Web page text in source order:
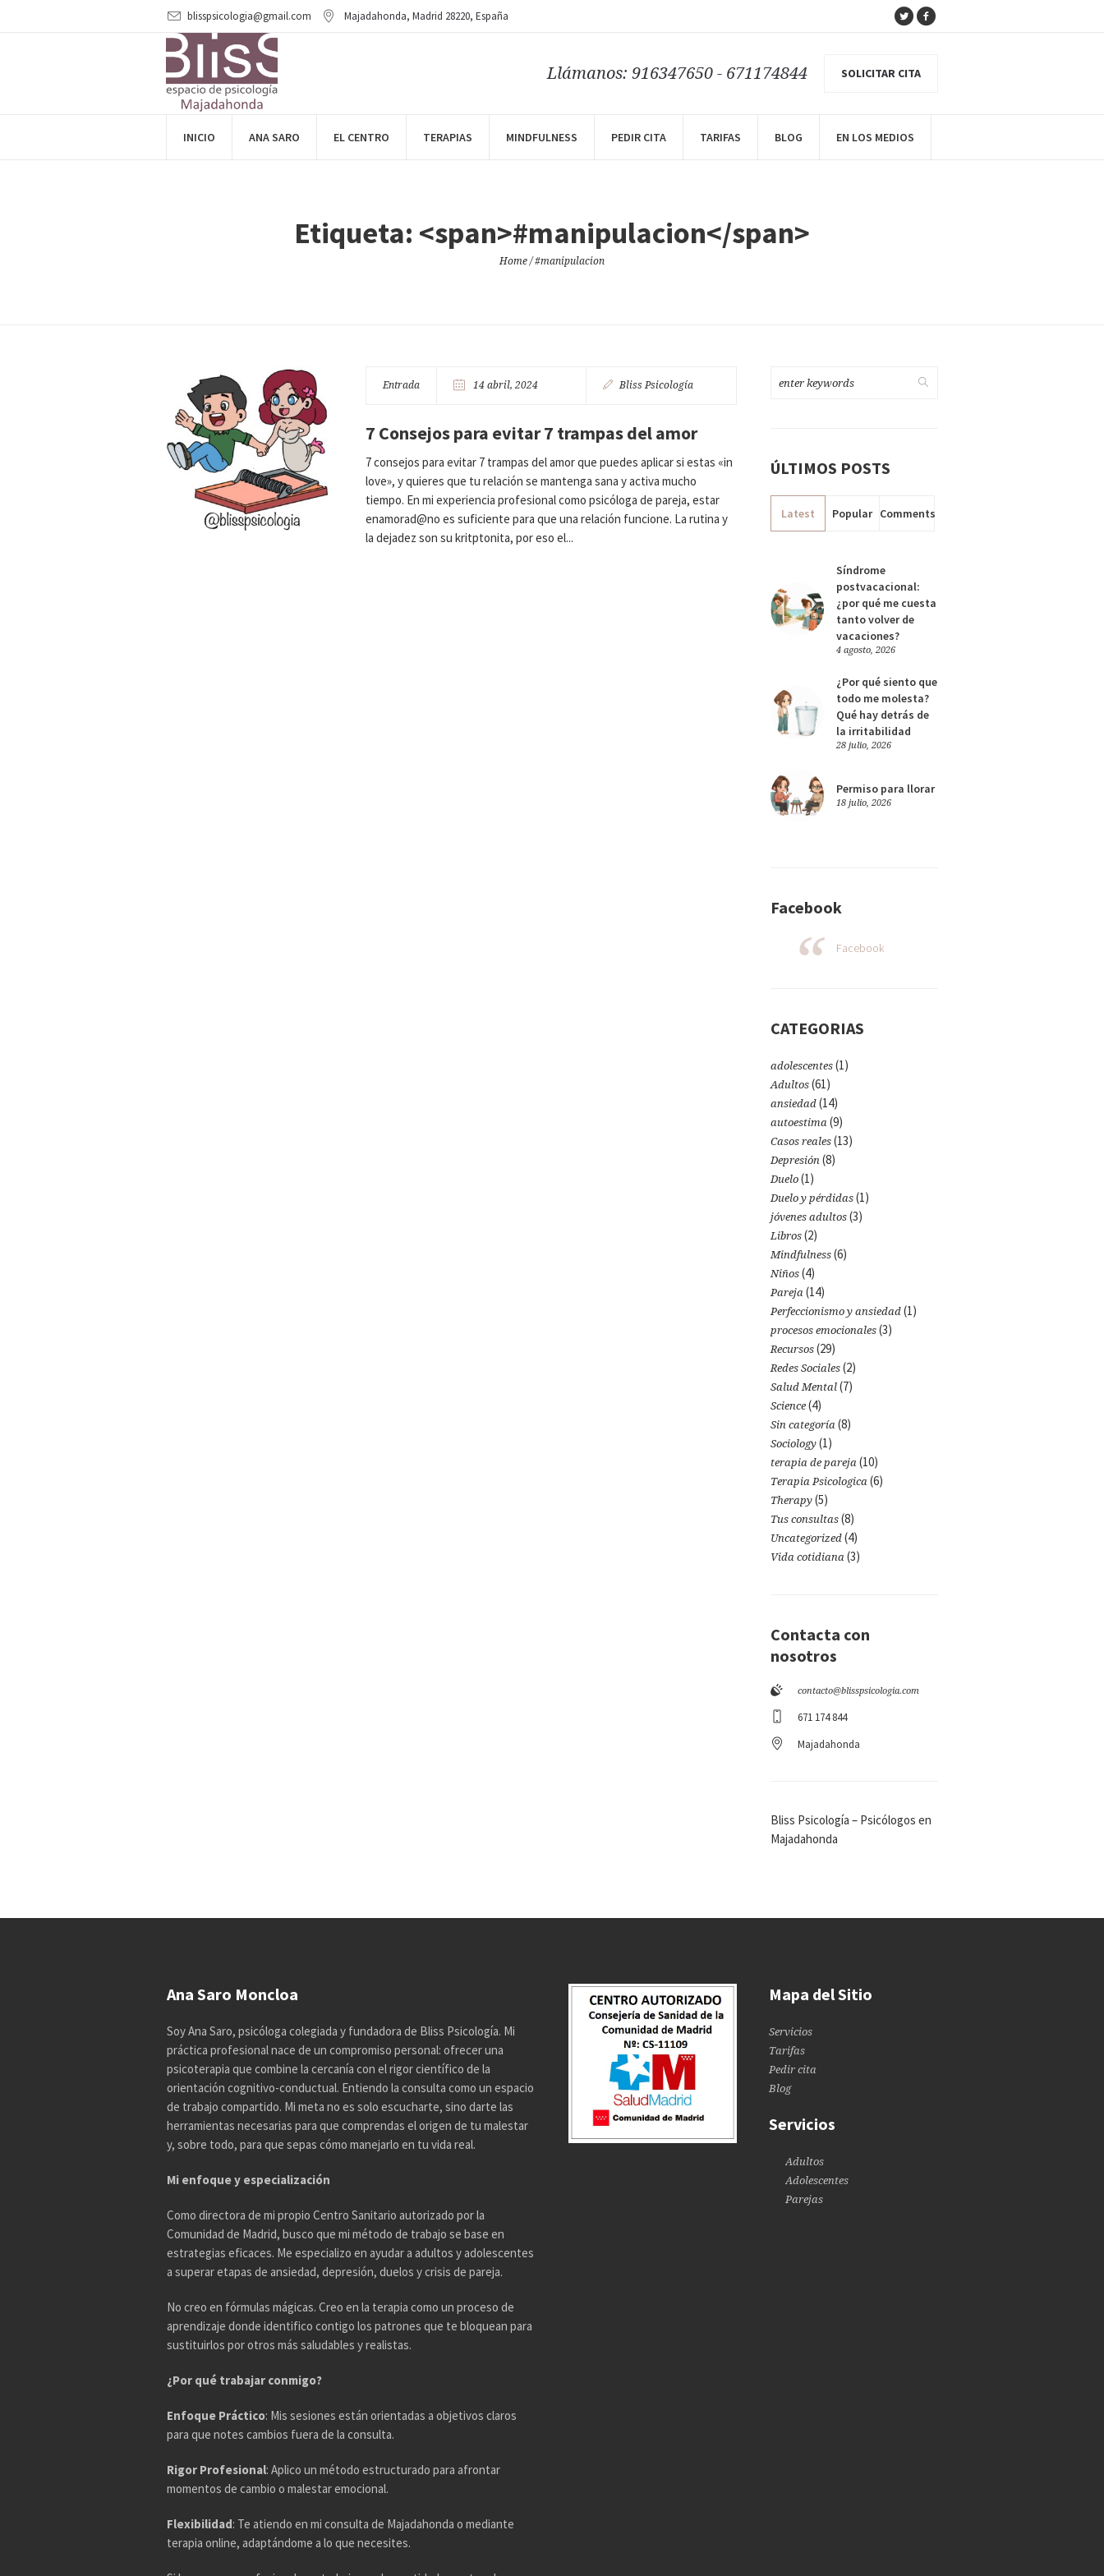
blisspsicologia@gmail.com Majadahonda, Madrid 28220, España
Llámanos: 916347650 - 671174844 SOLICITAR CITA
INICIO ANA SARO EL CENTRO TERAPIAS MINDFULNESS PEDIR CITA TARIFAS BLOG EN LOS MEDIOS
Etiqueta: <span>#manipulacion</span>
Home /#manipulacion
Entrada 14 abril, 2024 Bliss Psicología
7 Consejos para evitar 7 trampas del amor
7 consejos para evitar 7 trampas del amor que puedes aplicar si estas «in
love», y quieres que tu relación se mantenga sana y activa mucho
tiempo. En mi experiencia profesional como psicóloga de pareja, estar
enamorad@no es suficiente para que una relación funcione. La rutina y
la dejadez son su kritptonita, por eso el...
ÚLTIMOS POSTS
Latest Popular Comments
Síndrome
postvacacional:
¿por qué me cuesta
tanto volver de
vacaciones?
4 agosto, 2026
¿Por qué siento que
todo me molesta?
Qué hay detrás de
la irritabilidad
28 julio, 2026
Permiso para llorar
18 julio, 2026
Facebook
Facebook
CATEGORIAS
adolescentes(1)
Adultos(61)
ansiedad(14)
autoestima(9)
Casos reales(13)
Depresión(8)
Duelo(1)
Duelo y pérdidas(1)
jóvenes adultos(3)
Libros(2)
Mindfulness(6)
Niños(4)
Pareja(14)
Perfeccionismo y ansiedad(1)
procesos emocionales(3)
Recursos(29)
Redes Sociales(2)
Salud Mental(7)
Science(4)
Sin categoría(8)
Sociology(1)
terapia de pareja(10)
Terapia Psicologica(6)
Therapy(5)
Tus consultas(8)
Uncategorized(4)
Vida cotidiana(3)
Contacta con
nosotros
contacto@blisspsicologia.com
671 174 844
Majadahonda
Bliss Psicología – Psicólogos en
Majadahonda
Ana Saro Moncloa
Soy Ana Saro, psicóloga colegiada y fundadora de Bliss Psicología. Mi
práctica profesional nace de un compromiso personal: ofrecer una
psicoterapia que combine la cercanía con el rigor científico de la
orientación cognitivo-conductual. Entiendo la consulta como un espacio
de trabajo compartido. Mi meta no es solo escucharte, sino darte las
herramientas necesarias para que comprendas el origen de tu malestar
y, sobre todo, para que sepas cómo manejarlo en tu vida real.
Mi enfoque y especialización
Como directora de mi propio Centro Sanitario autorizado por la
Comunidad de Madrid, busco que mi método de trabajo se base en
estrategias eficaces. Me especializo en ayudar a adultos y adolescentes
a superar etapas de ansiedad, depresión, duelos y crisis de pareja.
No creo en fórmulas mágicas. Creo en la terapia como un proceso de
aprendizaje donde identifico contigo los patrones que te bloquean para
sustituirlos por otros más saludables y realistas.
¿Por qué trabajar conmigo?
Enfoque Práctico: Mis sesiones están orientadas a objetivos claros
para que notes cambios fuera de la consulta.
Rigor Profesional: Aplico un método estructurado para afrontar
momentos de cambio o malestar emocional.
Flexibilidad: Te atiendo en mi consulta de Majadahonda o mediante
terapia online, adaptándome a lo que necesites.
Mapa del Sitio
Servicios
Tarifas
Pedir cita
Blog
Servicios
Adultos
Adolescentes
Parejas